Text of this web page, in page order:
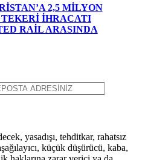
2,5 MİLYON
İHRACATI
RAİL ARASINDA
yasadışı, tehditkar, rahatsız
küçük düşürücü, kaba,